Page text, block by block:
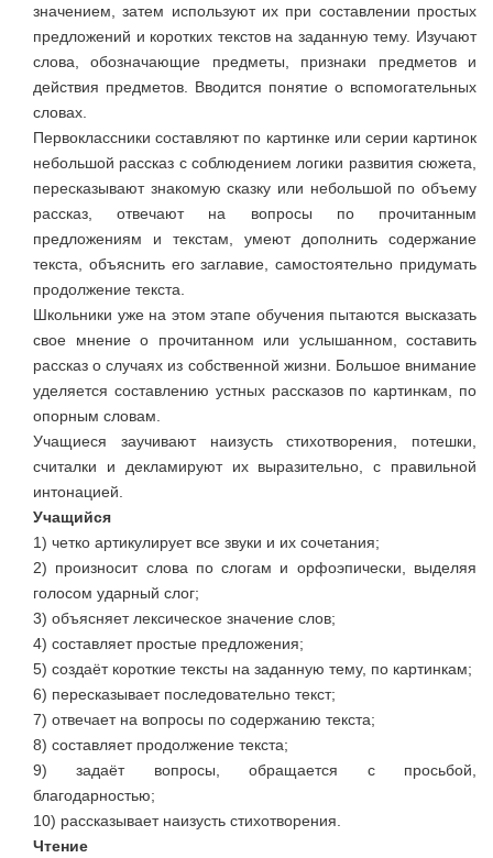
значением, затем используют их при составлении простых
предложений и коротких текстов на заданную тему. Изучают
слова, обозначающие предметы, признаки предметов и
действия предметов. Вводится понятие о вспомогательных
словах.
Первоклассники составляют по картинке или серии картинок
небольшой рассказ с соблюдением логики развития сюжета,
пересказывают знакомую сказку или небольшой по объему
рассказ, отвечают на вопросы по прочитанным
предложениям и текстам, умеют дополнить содержание
текста, объяснить его заглавие, самостоятельно придумать
продолжение текста.
Школьники уже на этом этапе обучения пытаются высказать
свое мнение о прочитанном или услышанном, составить
рассказ о случаях из собственной жизни. Большое внимание
уделяется составлению устных рассказов по картинкам, по
опорным словам.
Учащиеся заучивают наизусть стихотворения, потешки,
считалки и декламируют их выразительно, с правильной
интонацией.
Учащийся
1) четко артикулирует все звуки и их сочетания;
2) произносит слова по слогам и орфоэпически, выделяя
голосом ударный слог;
3) объясняет лексическое значение слов;
4) составляет простые предложения;
5) создаёт короткие тексты на заданную тему, по картинкам;
6) пересказывает последовательно текст;
7) отвечает на вопросы по содержанию текста;
8) составляет продолжение текста;
9) задаёт вопросы, обращается с просьбой,
благодарностью;
10) рассказывает наизусть стихотворения.
Чтение